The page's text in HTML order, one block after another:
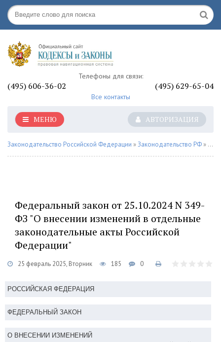
Телефоны для связи:
(495) 606-36-02 (495) 629-65-04
Все контакты
АВТОРИЗАЦИЯ
МЕНЮ
Законодательство Российской Федерации »Законодательство РФ » По
Федеральный закон от 25.10.2024 N 349-
ФЗ "О внесении изменений в отдельные
законодательные акты Российской
Федерации"
25 февраль 2025, Вторник 185 0
РОССИЙСКАЯ ФЕДЕРАЦИЯ
ФЕДЕРАЛЬНЫЙ ЗАКОН
О ВНЕСЕНИИ ИЗМЕНЕНИЙ